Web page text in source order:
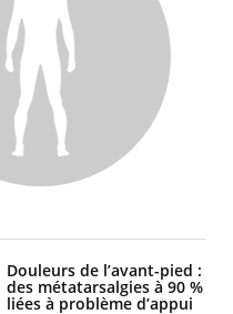
Douleurs de l’avant-pied :
des métatarsalgies à 90 %
liées à problème d’appui